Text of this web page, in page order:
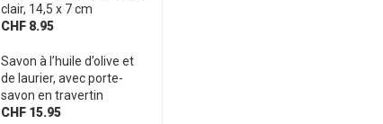
clair, 14,5 x 7 cm
CHF 8.95
Savon à l’huile d’olive et
de laurier, avec porte-
savon en travertin
CHF 15.95